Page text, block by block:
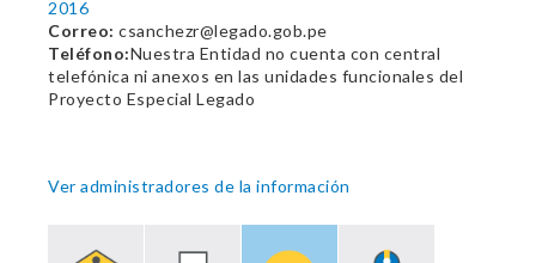
2016
Correo: csanchezr@legado.gob.pe
Teléfono:Nuestra Entidad no cuenta con central
telefónica ni anexos en las unidades funcionales del
Proyecto Especial Legado
Ver administradores de la información